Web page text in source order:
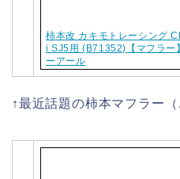
柿本改 カキモトレーシング
i SJ5用 (B71352)【マフラー
ーアール
↑最近話題の柿本マフラー